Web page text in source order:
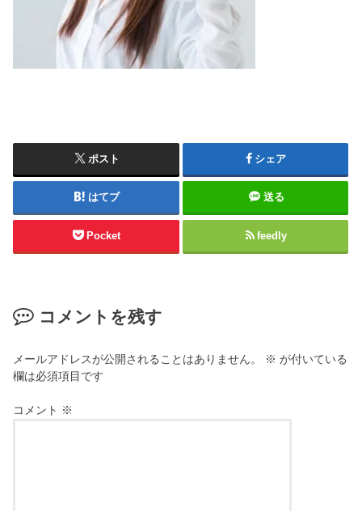
ポスト シェア
はてブ 送る
Pocket feedly
コメントを残す
メールアドレスが公開されることはありません。 ※ が付いている
欄は必須項目です
コメント ※